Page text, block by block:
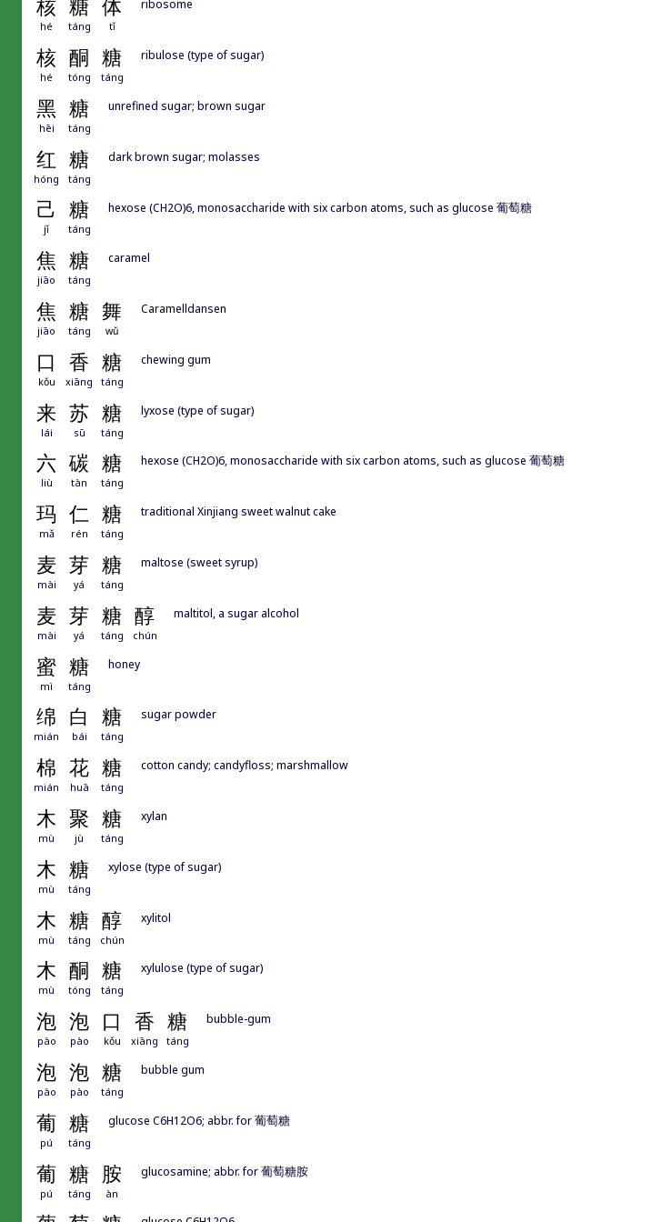
核 糖 体
hé táng tǐ
ribosome
核 酮 糖
hé tóng táng
ribulose (type of sugar)
黑 糖
hēi táng
unrefined sugar; brown sugar
红 糖
hóng táng
dark brown sugar; molasses
己 糖
jǐ táng
hexose (CH2O)6, monosaccharide with six carbon atoms, such as glucose 葡萄糖
焦 糖
jiāo táng
caramel
焦 糖 舞
jiāo táng wǔ
Caramelldansen
口 香 糖
kǒu xiāng táng
chewing gum
来 苏 糖
lái sū táng
lyxose (type of sugar)
六 碳 糖
liù tàn táng
hexose (CH2O)6, monosaccharide with six carbon atoms, such as glucose 葡萄糖
玛 仁 糖
mǎ rén táng
traditional Xinjiang sweet walnut cake
麦 芽 糖
mài yá táng
maltose (sweet syrup)
麦 芽 糖 醇
mài yá táng chún
maltitol, a sugar alcohol
蜜 糖
mì táng
honey
绵 白 糖
mián bái táng
sugar powder
棉 花 糖
mián huā táng
cotton candy; candyfloss; marshmallow
木 聚 糖
mù jù táng
xylan
木 糖
mù táng
xylose (type of sugar)
木 糖 醇
mù táng chún
xylitol
木 酮 糖
mù tóng táng
xylulose (type of sugar)
泡 泡 口 香 糖
pào pào kǒu xiāng táng
bubble-gum
泡 泡 糖
pào pào táng
bubble gum
葡 糖
pú táng
glucose C6H12O6; abbr. for 葡萄糖
葡 糖 胺
pú táng àn
glucosamine; abbr. for 葡萄糖胺